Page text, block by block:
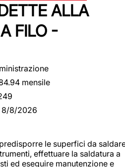
ALLA
FILO -
mensile
8/8/2026
le superfici da
effettuare la saldatura a
ed eseguire manutenzione e